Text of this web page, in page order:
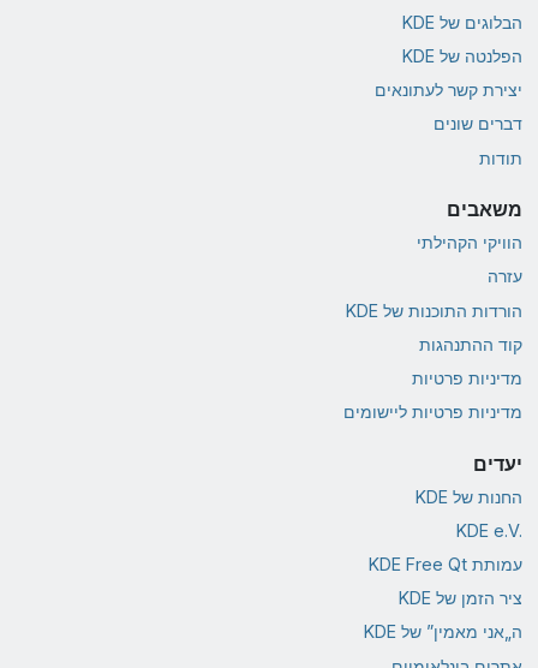
הבלוגים של KDE
הפלנטה של KDE
יצירת קשר לעתונאים
דברים שונים
תודות
משאבים
הוויקי הקהילתי
עזרה
הורדות התוכנות של KDE
קוד ההתנהגות
מדיניות פרטיות
מדיניות פרטיות ליישומים
יעדים
החנות של KDE
KDE e.V.‎
עמותת KDE Free Qt
ציר הזמן של KDE
ה„אני מאמין” של KDE